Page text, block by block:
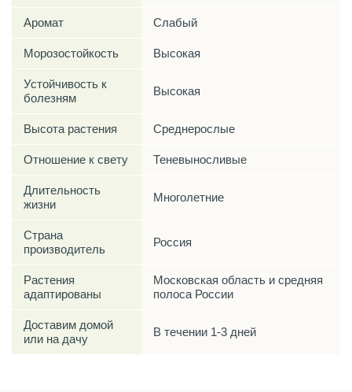
Аромат Слабый
Морозостойкость Высокая
Устойчивость к
болезням
Высокая
Высота растения Среднерослые
Отношение к свету Теневыносливые
Длительность
жизни
Многолетние
Страна
производитель
Россия
Растения
адаптированы
Московская область и средняя
полоса России
Доставим домой
или на дачу
В течении 1-3 дней